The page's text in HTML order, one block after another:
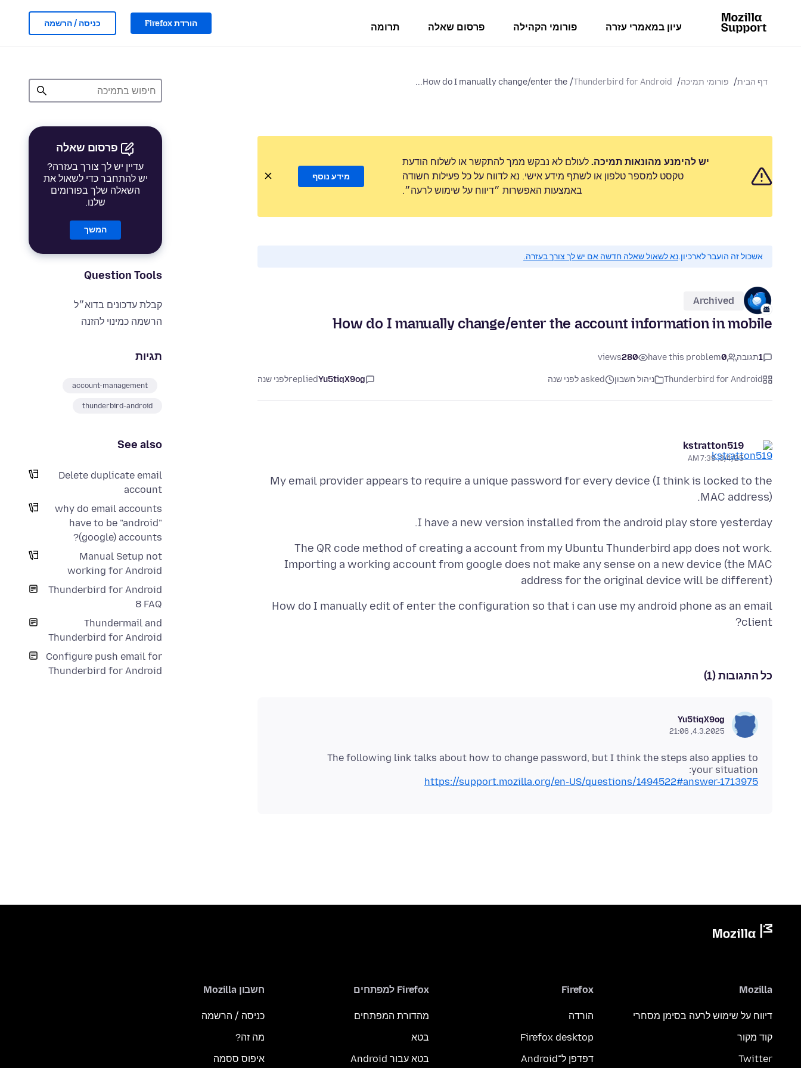
עיון במאמרי עזרה פורומי הקהילה פרסום שאלה תרומה הורדת Firefox כניסה / הרשמה
דף הבית פורומי תמיכה Thunderbird for Android
How do I manually change/enter the...
פרסום שאלה
עדיין יש לך צורך בעזרה?
יש להתחבר כדי לשאול את
השאלה שלך בפורומים
שלנו.
המשך
Question Tools
קבלת עדכונים בדוא״ל
הרשמה כמינוי להזנה
תגיות
account-management
thunderbird-android
See also
Delete duplicate email
account
why do email accounts
have to be "android"
(google) accounts?
Manual Setup not
working for Android
Thunderbird for Android
8 FAQ
Thundermail and
Thunderbird for Android
Configure push email for
Thunderbird for Android
יש להימנע מהונאות תמיכה. לעולם לא נבקש ממך להתקשר או לשלוח הודעת
טקסט למספר טלפון או לשתף מידע אישי. נא לדווח על כל פעילות חשודה
באמצעות האפשרות ״דיווח על שימוש לרעה״.
מידע נוסף
אשכול זה הועבר לארכיון.נא לשאול שאלה חדשה אם יש לך צורך בעזרה.
Archived
How do I manually change/enter the account information in mobile
1תגובה 0
have this problem
280
views
Thunderbird for Android ניהול חשבון asked לפני שנה Yu5tiqX9og
repliedלפני שנה
kstratton519
3/4/25, 7:39 AM
My email provider appears to require a unique password for every device (I think is locked to the
MAC address).
I have a new version installed from the android play store yesterday.
The QR code method of creating a account from my Ubuntu Thunderbird app does not work.
Importing a working account from google does not make any sense on a new device (the MAC
address for the original device will be different)
How do I manually edit of enter the configuration so that i can use my android phone as an email
client?
כל התגובות (1)
Yu5tiqX9og
4.3.2025, 21:06
The following link talks about how to change password, but I think the steps also applies to
your situation:
https://support.mozilla.org/en-US/questions/1494522#answer-1713975
Mozilla
דיווח על שימוש לרעה בסימן מסחרי
קוד מקור
Twitter
Firefox
הורדה
Firefox desktop
דפדפן ל־Android
Firefox למפתחים
מהדורת המפתחים
בטא
בטא עבור Android
חשבון Mozilla
כניסה / הרשמה
מה זה?
איפוס ססמה